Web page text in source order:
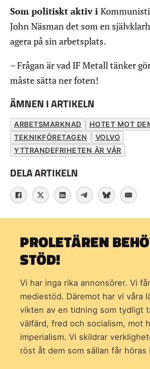
Som politiskt aktiv i
John Näsman det som en
agera på sin arbetsplats.
– Frågan är vad IF Metall tänker
måste sätta ner foten!
ÄMNEN I ARTIKELN
ARBETSMARKNAD
HOTET MOT
TEKNIKFÖRETAGEN
VOLVO
YTTRANDEFRIHETEN ÄR VÅR
DELA ARTIKELN
PROLETÄREN
STÖD!
Vi har inga rika annonsörer. Vi
mediestöd. Däremot har vi våra
vikten av en tidning som tydligt
välfärd, fred och socialism, mot
imperialism. Vi skildrar
röst åt dem som sällan får höras